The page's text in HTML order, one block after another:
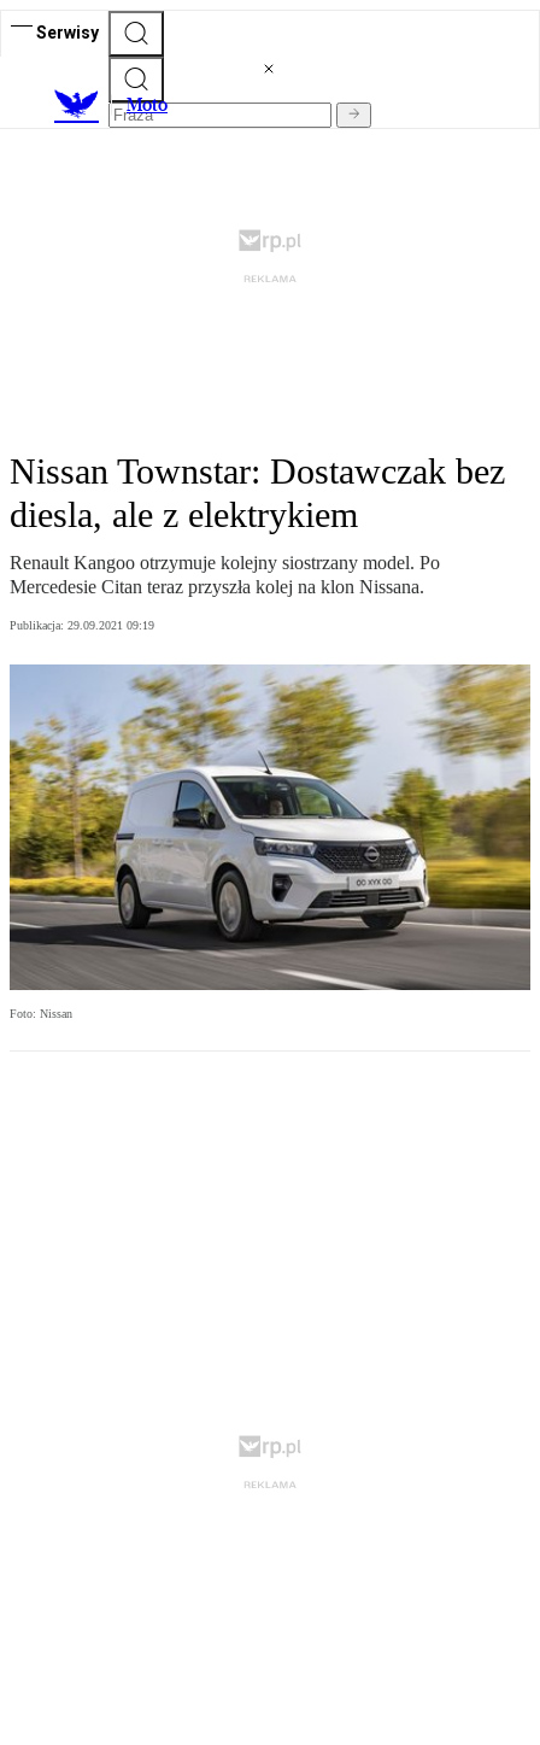
Serwisy
Moto
Nissan Townstar: Dostawczak bez
diesla, ale z elektrykiem
Renault Kangoo otrzymuje kolejny siostrzany model. Po
Mercedesie Citan teraz przyszła kolej na klon Nissana.
Publikacja: 29.09.2021 09:19
Foto: Nissan